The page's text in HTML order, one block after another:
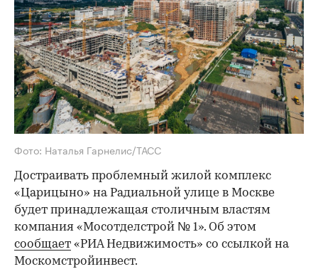
Фото: Наталья Гарнелис/ТАСС
Достраивать проблемный жилой комплекс
«Царицыно» на Радиальной улице в Москве
будет принадлежащая столичным властям
компания «Мосотделстрой № 1». Об этом
сообщает «РИА Недвижимость» со ссылкой на
Москомстройинвест.